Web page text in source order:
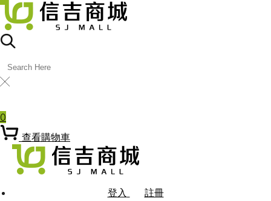
╳
0
查看購物車
登入
註冊